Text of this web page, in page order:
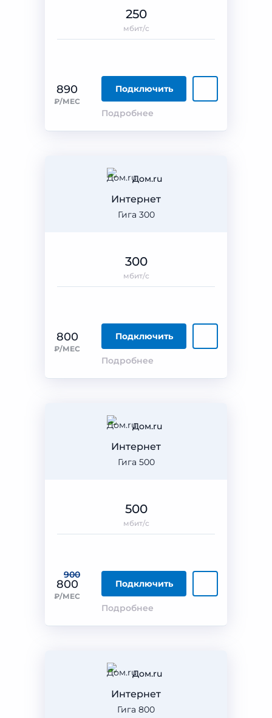
890
₽/МЕС
Подключить
Подробнее
250
мбит/с
Дом.ru
Гига 300
Интернет
800
₽/МЕС
Подключить
Подробнее
300
мбит/с
Дом.ru
Гига 500
Интернет
900
800
₽/МЕС
Подключить
Подробнее
500
мбит/с
Дом.ru
Гига 800
Интернет